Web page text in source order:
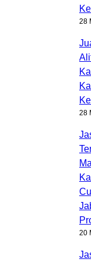
28
28
20